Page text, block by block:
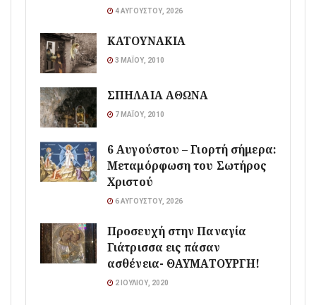
4 ΑΥΓΟΎΣΤΟΥ, 2026
ΚΑΤΟΥΝΑΚΙΑ
3 ΜΑΪ́ΟΥ, 2010
ΣΠΗΛΑΙΑ ΑΘΩΝΑ
7 ΜΑΪ́ΟΥ, 2010
6 Αυγούστου – Γιορτή σήμερα:
Μεταμόρφωση του Σωτήρος
Χριστού
6 ΑΥΓΟΎΣΤΟΥ, 2026
Προσευχή στην Παναγία
Γιάτρισσα εις πάσαν
ασθένεια- ΘΑΥΜΑΤΟΥΡΓΗ!
2 ΙΟΥΛΊΟΥ, 2020